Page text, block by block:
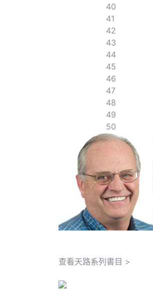
40
41
42
43
44
45
46
47
48
49
50
查看天路系列書目 >